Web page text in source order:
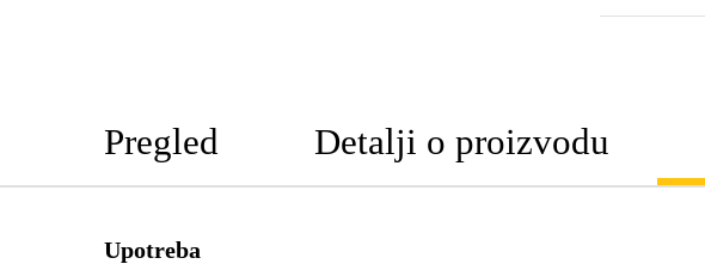
Pregled Detalji o proizvodu
Upotreba